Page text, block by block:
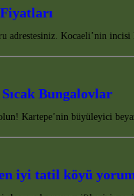
adrestesiniz. Kocaeli’nin
Bungalovlar
Kartepe’nin büyüleyici
iyi tatil köyü